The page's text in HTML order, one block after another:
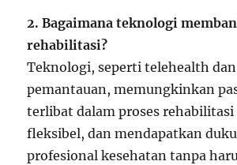
2. Bagaimana teknologi
rehabilitasi?
Teknologi, seperti telehealth
pemantauan, memungkinkan
terlibat dalam proses rehabilitasi
fleksibel, dan mendapatkan
profesional kesehatan tanpa